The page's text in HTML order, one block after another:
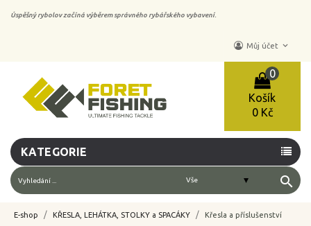
Úspěšný rybolov začíná výběrem správného rybářského vybavení.
Můj účet keyboard_arrow_down
Košík
0
0 Kč
KATEGORIE
search
E-shop KŘESLA, LEHÁTKA, STOLKY a SPACÁKY Křesla a příslušenství